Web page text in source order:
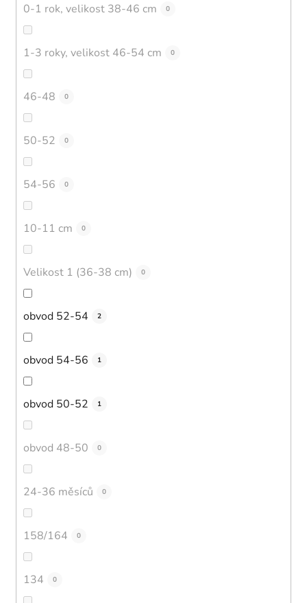
0-1 rok, velikost 38-46 cm 0
1-3 roky, velikost 46-54 cm 0
46-48 0
50-52 0
54-56 0
10-11 cm 0
Velikost 1 (36-38 cm) 0
obvod 52-54 2
obvod 54-56 1
obvod 50-52 1
obvod 48-50 0
24-36 měsíců 0
158/164 0
134 0